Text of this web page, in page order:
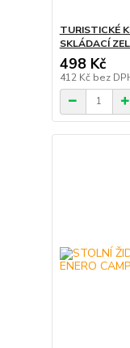
TURISTICKÉ
SKLÁDACÍ
498 Kč
412 Kč bez